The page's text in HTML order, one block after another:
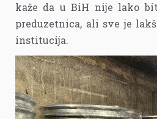
kaže da u BiH nije lako
preduzetnica, ali sve je
institucija.